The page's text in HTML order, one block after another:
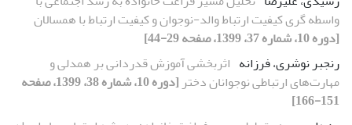
واسطه گری کیفیت ارتباط والد-نوجوان و کیفیت ارتباط با همسالان
[دوره 10، شماره 37، 1399، صفحه 29-44]
رنجبر نوشری، فرزانه اثربخشی آموزش قدردانی بر همدلی و
مهارت‌های ارتباطی نوجوانان دختر
[دوره 10، شماره 38، 1399، صفحه
151-166]